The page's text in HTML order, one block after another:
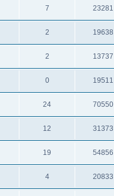
7 23281
2 19638
2 13737
0 19511
24 70550
12 31373
19 54856
4 20833